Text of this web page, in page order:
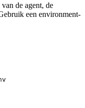
de agent, de
een environment-